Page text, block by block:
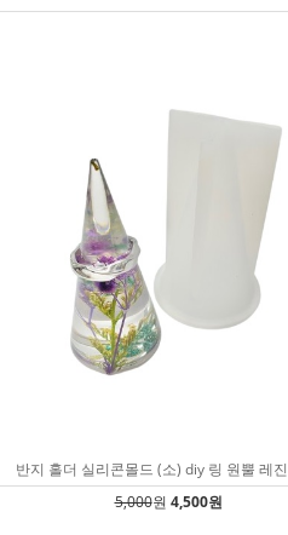
반지 홀더 실리콘몰드 (소) diy 링 원뿔 레
5,000원 4,500원